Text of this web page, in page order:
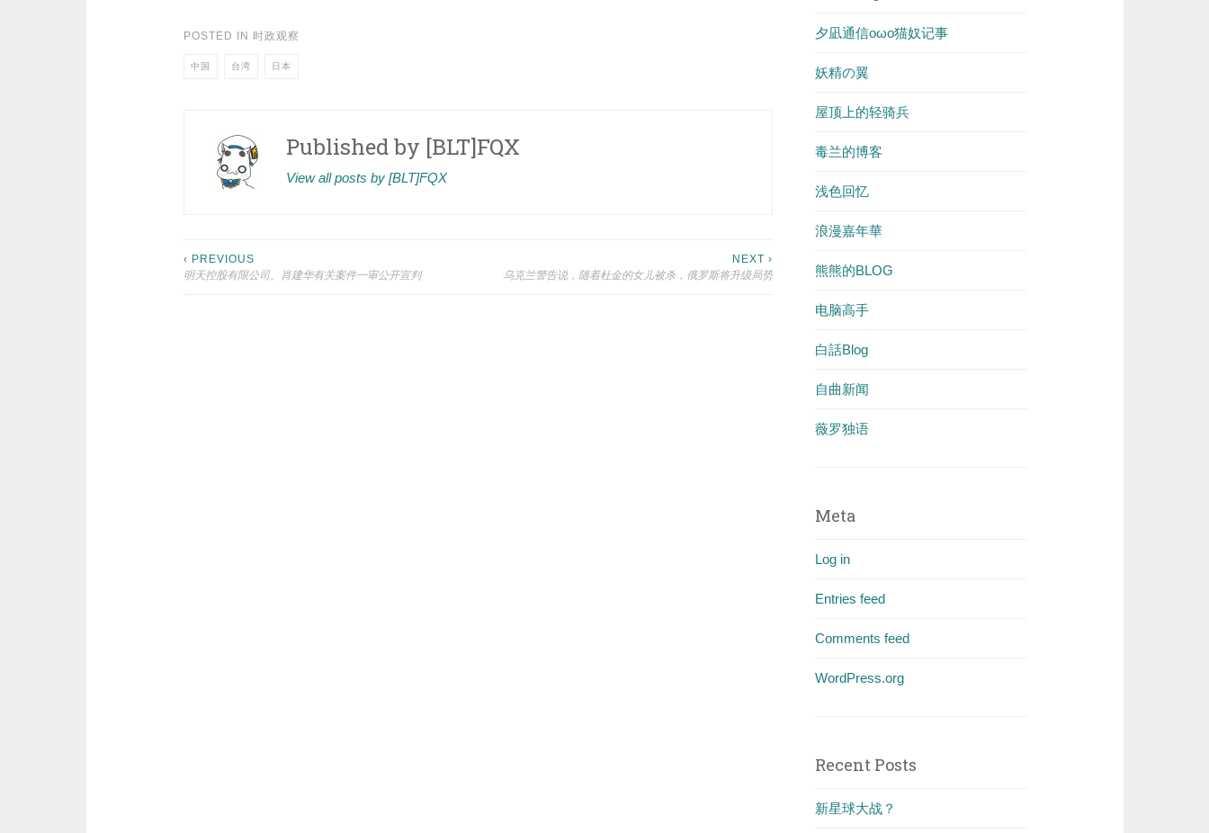
POSTED IN 时政观察
中国 台湾 日本
Published by [BLT]FQX
View all posts by [BLT]FQX
Post
‹ PREVIOUS
明天控股有限公司、肖建华有关案件一审公开宣判
NEXT ›
乌克兰警告说，随着杜金的女儿被杀，俄罗斯将升级局势
夕凪通信oωo猫奴记事
妖精の翼
屋顶上的轻骑兵
毒兰的博客
浅色回忆
浪漫嘉年華
熊熊的BLOG
电脑高手
白話Blog
自曲新闻
薇罗独语
Meta
Log in
Entries feed
Comments feed
WordPress.org
Recent Posts
新星球大战？